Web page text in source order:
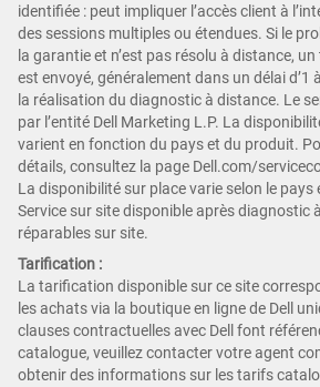
identifiée : peut impliquer l’accès client à
des sessions multiples ou étendues. Si le
la garantie et n’est pas résolu à distance,
est envoyé, généralement dans un délai d’1
la réalisation du diagnostic à distance. Le
par l’entité Dell Marketing L.P. La
varient en fonction du pays et du produit.
détails, consultez la page Dell.com/
La disponibilité sur place varie selon le pays
Service sur site disponible après diagnostic
réparables sur site.
Tarification :
La tarification disponible sur ce site
les achats via la boutique en ligne de Dell
clauses contractuelles avec Dell font
catalogue, veuillez contacter votre agent
obtenir des informations sur les tarifs